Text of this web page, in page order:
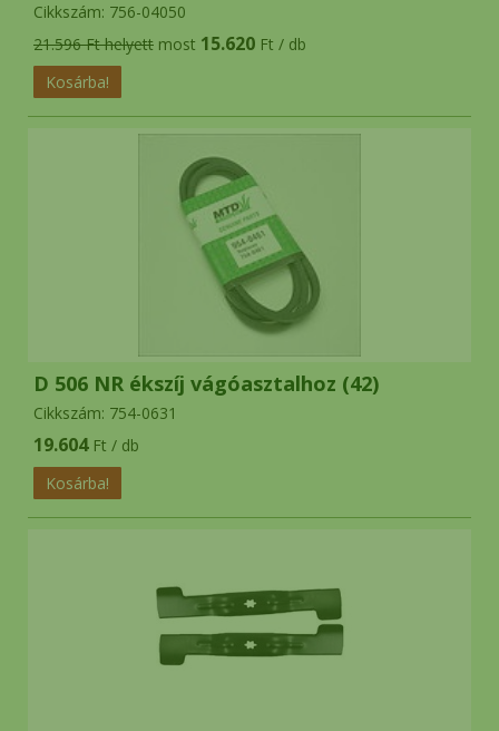
Cikkszám: 756-04050
21.596 Ft helyett most 15.620 Ft / db
D 506 NR ékszíj vágóasztalhoz (42)
Cikkszám: 754-0631
19.604Ft / db